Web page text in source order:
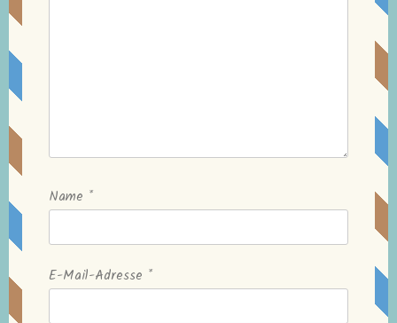
Name *
E-Mail-Adresse *